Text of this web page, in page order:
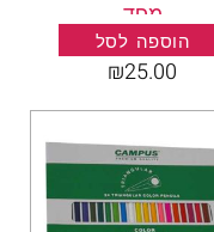
מפד
הוספה לסל
₪25.00